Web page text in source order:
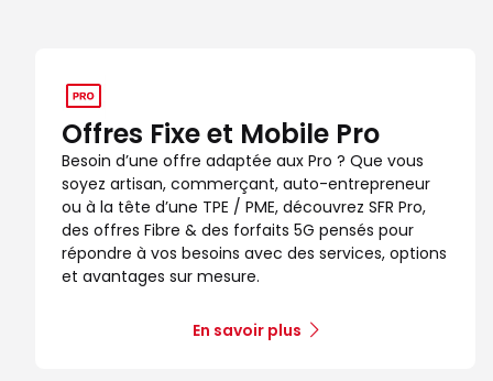
Offres Fixe et Mobile Pro
Besoin d’une offre adaptée aux Pro ? Que vous
soyez artisan, commerçant, auto-entrepreneur
ou à la tête d’une TPE / PME, découvrez SFR Pro,
des offres Fibre & des forfaits 5G pensés pour
répondre à vos besoins avec des services, options
et avantages sur mesure.
En savoir plus